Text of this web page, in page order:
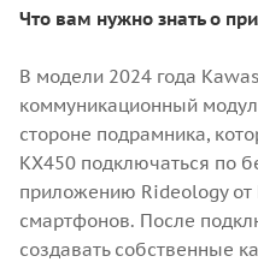
Что вам нужно знать о
В модели 2024 года
коммуникационный
стороне подрамника,
KX450 подключаться по
приложению Rideology от
смартфонов. После
создавать собственные